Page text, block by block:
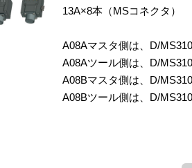
13A×8本（MSコネクタ）
A08Aマスタ側は、D/
A08Aツール側は、D/
A08Bマスタ側は、D/
A08Bツール側は、D/